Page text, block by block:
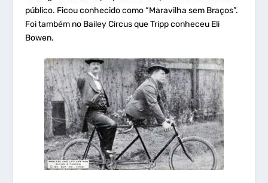
público. Ficou conhecido como “Maravilha sem Braços”.
Foi também no Bailey Circus que Tripp conheceu Eli
Bowen.